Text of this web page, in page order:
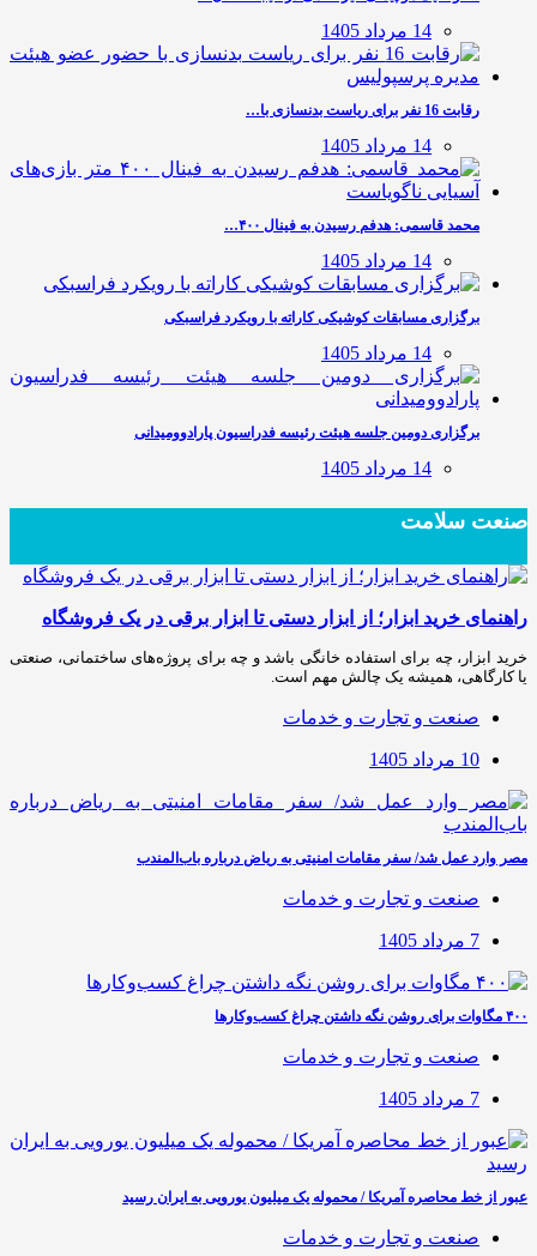
14 مرداد 1405
رقابت 16 نفر برای ریاست بدنسازی با…
14 مرداد 1405
محمد قاسمی: هدفم رسیدن به فینال ۴۰۰…
14 مرداد 1405
برگزاری مسابقات کوشیکی کاراته با رویکرد فراسبکی
14 مرداد 1405
برگزاری دومین جلسه هیئت رئیسه فدراسیون پارادوومیدانی
14 مرداد 1405
صنعت سلامت
راهنمای خرید ابزار؛ از ابزار دستی تا ابزار برقی در یک فروشگاه
خرید ابزار، چه برای استفاده خانگی باشد و چه برای پروژه‌های ساختمانی، صنعتی
یا کارگاهی، همیشه یک چالش مهم است.
صنعت و تجارت و خدمات
10 مرداد 1405
مصر وارد عمل شد/ سفر مقامات امنیتی به ریاض درباره باب‌المندب
صنعت و تجارت و خدمات
7 مرداد 1405
۴۰۰ مگاوات برای روشن نگه داشتن چراغ کسب‌وکار‌ها
صنعت و تجارت و خدمات
7 مرداد 1405
عبور از خط محاصره آمریکا / محموله یک میلیون یورویی به ایران رسید
صنعت و تجارت و خدمات